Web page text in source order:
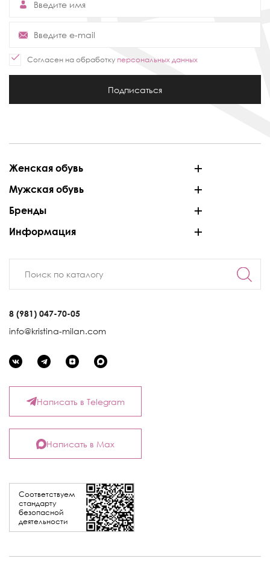
Согласен на обработку персональных данных
Подписаться
Женская обувь
Мужская обувь
Бренды
Информация
8 (981) 047-70-05
info@kristina-milan.com
Соответствуем
стандарту
безопасной
деятельности
Написать в Telegram
Написать в Max